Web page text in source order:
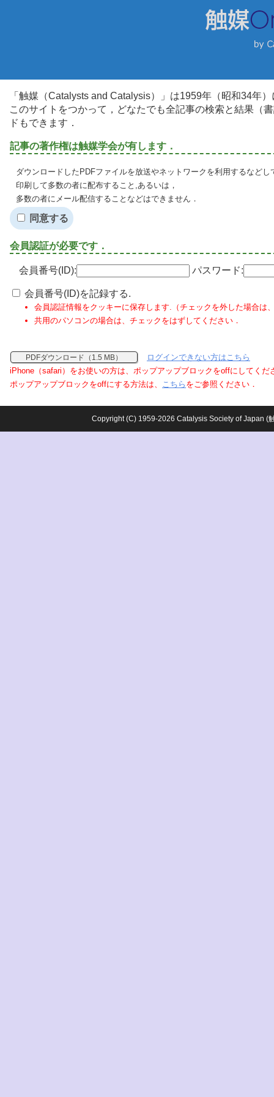
「触媒（Catalysts and Catalysis）」は1959年（昭和34年
このサイトをつかって，どなたでも全記事の検索と結果（
ドもできます．
記事の著作権は触媒学会が有します．
ダウンロードしたPDFファイルを放送やネットワークを利用するなど
印刷して多数の者に配布すること,あるいは，
多数の者にメール配信することなどはできません．
同意する
会員認証が必要です．
会員番号(ID): パスワード:
会員番号(ID)を記録する.
会員認証情報をクッキーに保存します.（チェックを外した場合は
共用のパソコンの場合は、チェックをはずしてください．
PDFダウンロード（1.5 MB）
ログインできない方はこちら
iPhone（safari）をお使いの方は、ポップアップブロックをoffにしてくだ
ポップアップブロックをoffにする方法は、 こちら をご参照ください．
Copyright (C) 1959-2026 Catalysis Society of Japan (